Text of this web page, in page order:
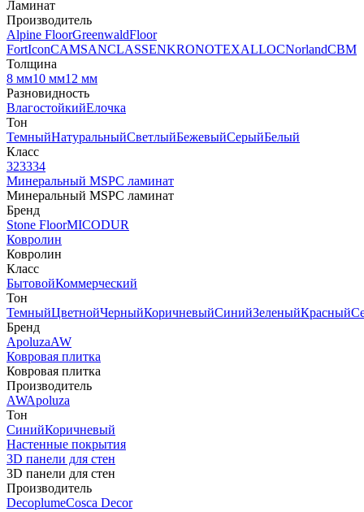
Ламинат
Производитель
Alpine FloorGreenwaldFloor
FortIconCAMSANCLASSENKRONOTEXALLOCNorlandCBM
Толщина
8 мм10 мм12 мм
Разновидность
ВлагостойкийЕлочка
Тон
ТемныйНатуральныйСветлыйБежевыйСерыйБелый
Класс
323334
Минеральный MSPC ламинат
Минеральный MSPC ламинат
Бренд
Stone FloorMICODUR
Ковролин
Ковролин
Класс
БытовойКоммерческий
Тон
ТемныйЦветнойЧерныйКоричневыйСинийЗеленыйКрасный
Бренд
ApoluzaAW
Ковровая плитка
Ковровая плитка
Производитель
AWApoluza
Тон
СинийКоричневый
Настенные покрытия
3D панели для стен
3D панели для стен
Производитель
DecoplumeCosca Decor